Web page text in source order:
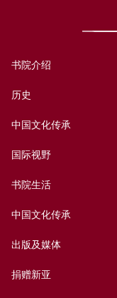
书院介绍
历史
中国文化传承
国际视野
书院生活
中国文化传承
出版及媒体
捐赠新亚